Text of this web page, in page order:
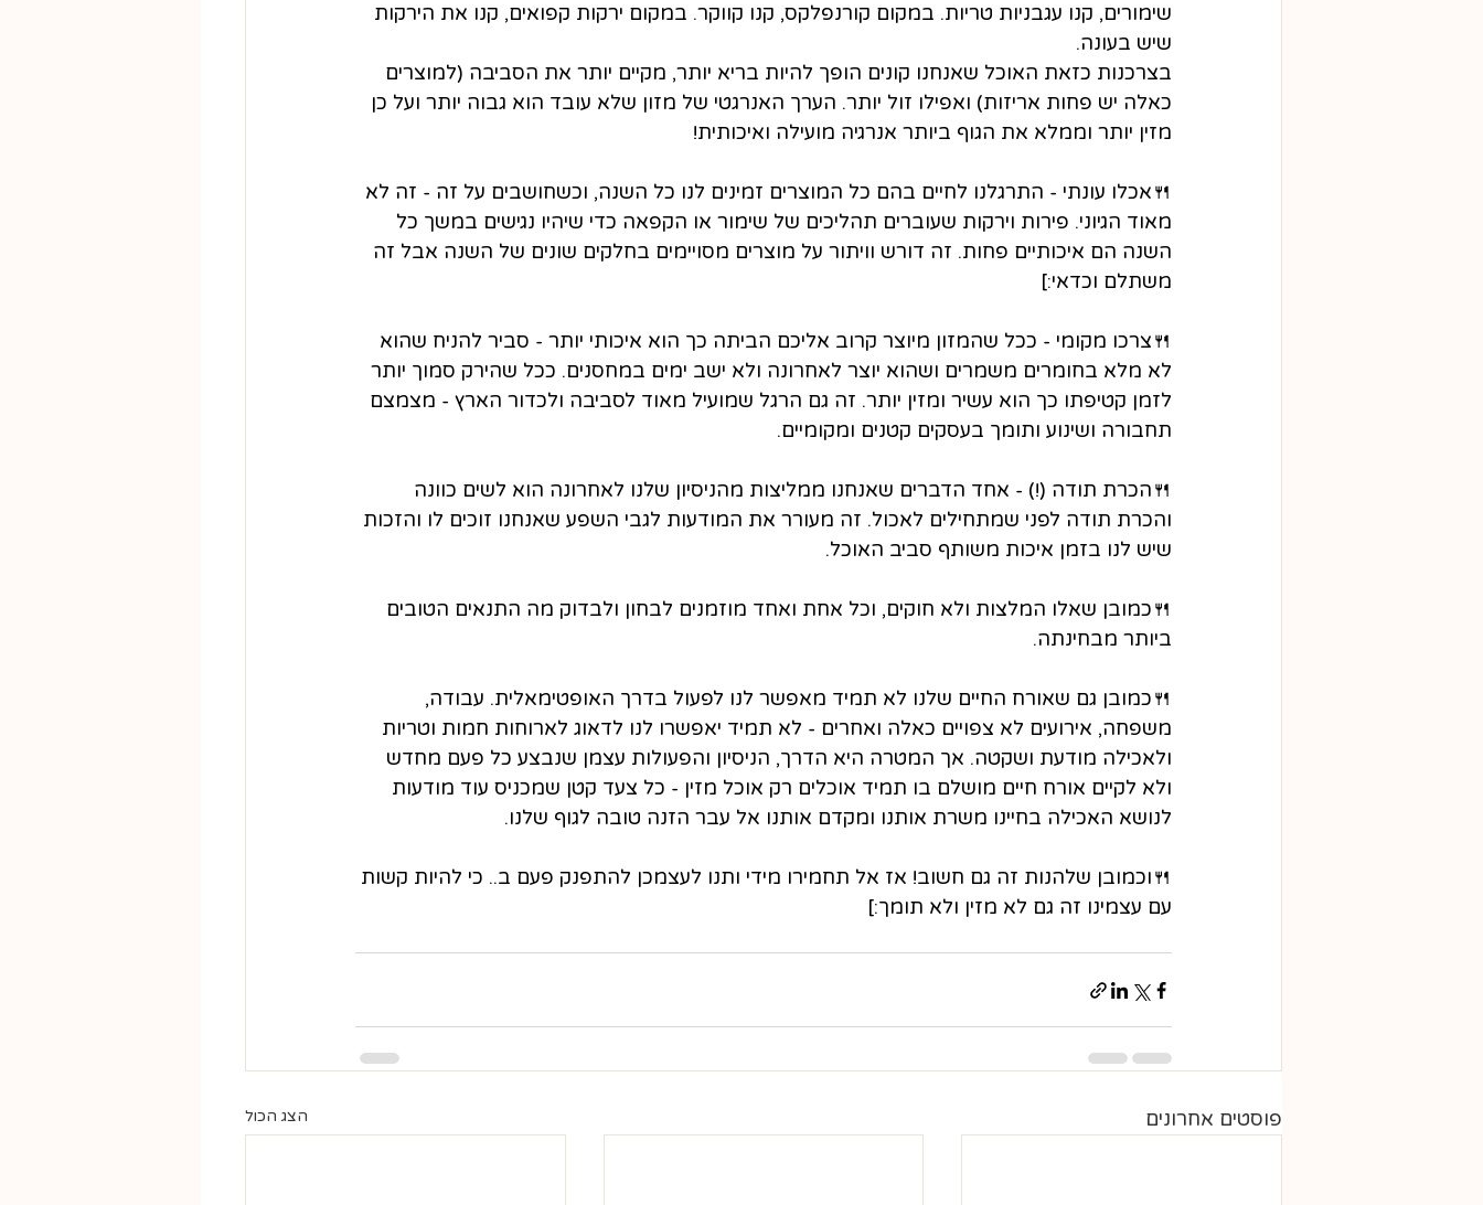
שימורים, קנו עגבניות טריות. במקום קורנפלקס, קנו קווקר. במקום ירקות קפואים, קנו את הירקות
שיש בעונה.
בצרכנות כזאת האוכל שאנחנו קונים הופך להיות בריא יותר, מקיים יותר את הסביבה (למוצרים
כאלה יש פחות אריזות) ואפילו זול יותר. הערך האנרגטי של מזון שלא עובד הוא גבוה יותר ועל כן
מזין יותר וממלא את הגוף ביותר אנרגיה מועילה ואיכותית!
🍴אכלו עונתי - התרגלנו לחיים בהם כל המוצרים זמינים לנו כל השנה, וכשחושבים על זה - זה לא
מאוד הגיוני. פירות וירקות שעוברים תהליכים של שימור או הקפאה כדי שיהיו נגישים במשך כל
השנה הם איכותיים פחות. זה דורש וויתור על מוצרים מסויימים בחלקים שונים של השנה אבל זה
משתלם וכדאי:]
🍴צרכו מקומי - ככל שהמזון מיוצר קרוב אליכם הביתה כך הוא איכותי יותר - סביר להניח שהוא
לא מלא בחומרים משמרים ושהוא יוצר לאחרונה ולא ישב ימים במחסנים. ככל שהירק סמוך יותר
לזמן קטיפתו כך הוא עשיר ומזין יותר. זה גם הרגל שמועיל מאוד לסביבה ולכדור הארץ - מצמצם
תחבורה ושינוע ותומך בעסקים קטנים ומקומיים.
🍴הכרת תודה (!) - אחד הדברים שאנחנו ממליצות מהניסיון שלנו לאחרונה הוא לשים כוונה
והכרת תודה לפני שמתחילים לאכול. זה מעורר את המודעות לגבי השפע שאנחנו זוכים לו והזכות
שיש לנו בזמן איכות משותף סביב האוכל.
🍴כמובן שאלו המלצות ולא חוקים, וכל אחת ואחד מוזמנים לבחון ולבדוק מה התנאים הטובים
ביותר מבחינתה.
🍴כמובן גם שאורח החיים שלנו לא תמיד מאפשר לנו לפעול בדרך האופטימאלית. עבודה,
משפחה, אירועים לא צפויים כאלה ואחרים - לא תמיד יאפשרו לנו לדאוג לארוחות חמות וטריות
ולאכילה מודעת ושקטה. אך המטרה היא הדרך, הניסיון והפעולות עצמן שנבצע כל פעם מחדש
ולא לקיים אורח חיים מושלם בו תמיד אוכלים רק אוכל מזין - כל צעד קטן שמכניס עוד מודעות
לנושא האכילה בחיינו משרת אותנו ומקדם אותנו אל עבר הזנה טובה לגוף שלנו.
🍴וכמובן שלהנות זה גם חשוב! אז אל תחמירו מידי ותנו לעצמכן להתפנק פעם ב.. כי להיות קשות
עם עצמינו זה גם לא מזין ולא תומך:]
פוסטים אחרונים הצג הכול